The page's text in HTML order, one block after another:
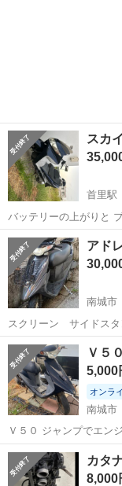
スカ
首里駅
バッテリーの上がりと
す。 タイヤは新品に変
走行距離は38000キロ
沖縄 南城市 首
アド
南城市
スクリーン サイドスタ
㌔の通勤に使用してま
只今ナンバーついてる
にしない方どうですか セ
沖縄 南城市
Ｖ５
5,000
オンラ
南城市
Ｖ５０ ジャンプでエンジンはかかり
トラで持って行ける方
沖縄 南城市 ス
カタ
8,000